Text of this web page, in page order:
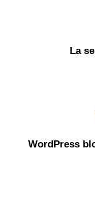
La
WordPress